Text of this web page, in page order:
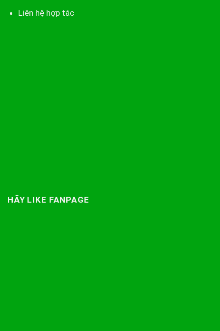
Liên hệ hợp tác
HÃY LIKE FANPAGE